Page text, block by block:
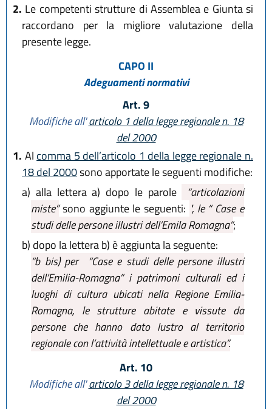
2. Le competenti strutture di Assemblea e Giunta si
raccordano per la migliore valutazione della
presente legge.
CAPO II
Adeguamenti normativi
Art. 9
Modifiche all'articolo 1 della legge regionale n. 18
del 2000
1. Al comma 5 dell’articolo 1 della legge regionale n.
18 del 2000sono apportate le seguenti modifiche:
a) alla lettera a) dopo le parole
“articolazioni
miste”sono aggiunte le seguenti: ", le “ Case e
studi delle persone illustri dell’Emila Romagna”;
b) dopo la lettera b) è aggiunta la seguente:
“b bis) per “Case e studi delle persone illustri
dell’Emilia-Romagna” i patrimoni culturali ed i
luoghi di cultura ubicati nella Regione Emilia-
Romagna, le strutture abitate e vissute da
persone che hanno dato lustro al territorio
regionale con l’attività intellettuale e artistica”.
Art. 10
Modifiche all'articolo 3 della legge regionale n. 18
del 2000